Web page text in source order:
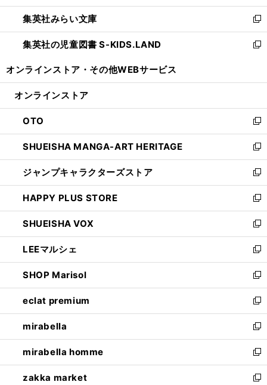
開
く
ウ
で
開
く
ン
ド
ウ
で
ウ
ィ
ン
ド
開
集英社みらい文庫
新
し
い
ン
ウ
で
開
く
集英社の児童図書 S-KIDS.LAND
新
ウ
ン
ド
ウ
で
開
く
オンラインストア・ その他WEBサービス
オンラインストア
OTO
新
し
い
ウ
ィ
ン
ド
ウ
で
開
く
SHUEISHA MANGA-ART HERITAGE
新
し
い
ウ
ィ
ン
ド
ウ
で
開
く
ジャンプキャラクターズストア
新
し
い
ウ
ィ
ン
ド
ウ
で
開
く
HAPPY PLUS STORE
新
し
い
ウ
ィ
ン
ド
ウ
で
開
く
SHUEISHA VOX
新
し
い
ウ
ィ
ン
ド
ウ
で
開
く
LEEマルシェ
新
し
い
ウ
ィ
ン
ド
ウ
で
開
く
SHOP Marisol
新
し
い
ウ
ィ
ン
ド
ウ
で
eclat premium
新
し
い
ウ
ィ
ン
ド
mirabella
新
し
い
ウ
ィ
mirabella homme
新
し
い
zakka market 新